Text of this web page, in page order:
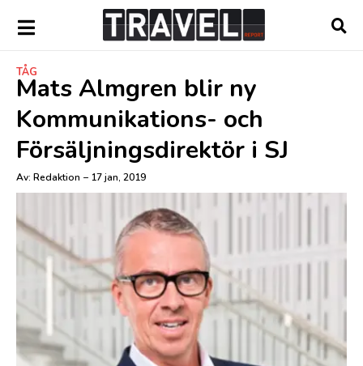
TÅG
Mats Almgren blir ny
Kommunikations- och
Försäljningsdirektör i SJ
Av: Redaktion – 17 jan, 2019